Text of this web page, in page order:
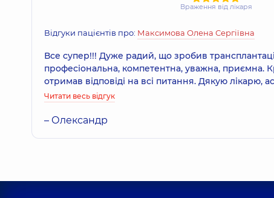
Враження від лікаря
Відгуки пацієнтів про: Максимова Олена Сергіївна
Все супер!!! Дуже радий, що зробив
професіональна, компетентна, уважна, приємна.
отримав відповіді на всі питання. Дякую лікарю,
Читати весь відгук
– Олександр